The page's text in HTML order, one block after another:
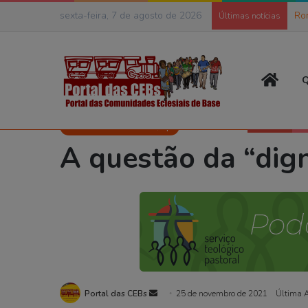
sexta-feira, 7 de agosto de 2026 Últimas notícias
Início > Colunistas > Frei Marcos Sassatelli, op
Frei Marcos Sassatelli, op
A questão da
Portal das CEBs
Mande25 de novembro de 2021 Última